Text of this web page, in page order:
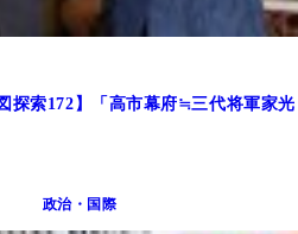
探索172】「高市幕府≒三代将軍家光
政治・国際